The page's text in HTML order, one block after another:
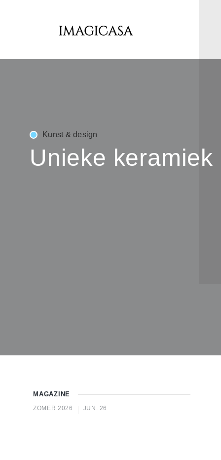
Kunst & design
Unieke keramiek
MAGAZINE
ZOMER 2026
JUN. 26